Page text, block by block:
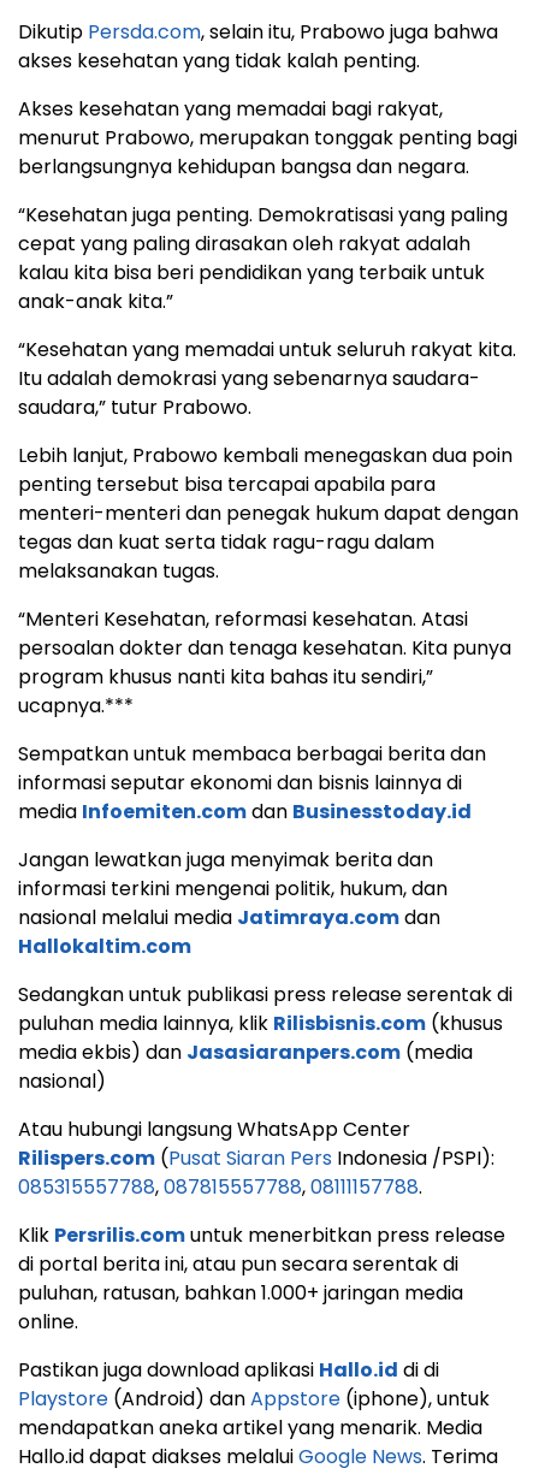
Dikutip Persda.com, selain itu, Prabowo juga bahwa
akses kesehatan yang tidak kalah penting.
Akses kesehatan yang memadai bagi rakyat,
menurut Prabowo, merupakan tonggak penting bagi
berlangsungnya kehidupan bangsa dan negara.
“Kesehatan juga penting. Demokratisasi yang paling
cepat yang paling dirasakan oleh rakyat adalah
kalau kita bisa beri pendidikan yang terbaik untuk
anak-anak kita.”
“Kesehatan yang memadai untuk seluruh rakyat kita.
Itu adalah demokrasi yang sebenarnya saudara-
saudara,” tutur Prabowo.
Lebih lanjut, Prabowo kembali menegaskan dua poin
penting tersebut bisa tercapai apabila para
menteri-menteri dan penegak hukum dapat dengan
tegas dan kuat serta tidak ragu-ragu dalam
melaksanakan tugas.
“Menteri Kesehatan, reformasi kesehatan. Atasi
persoalan dokter dan tenaga kesehatan. Kita punya
program khusus nanti kita bahas itu sendiri,”
ucapnya.***
Sempatkan untuk membaca berbagai berita dan
informasi seputar ekonomi dan bisnis lainnya di
media Infoemiten.comdan Businesstoday.id
Jangan lewatkan juga menyimak berita dan
informasi terkini mengenai politik, hukum, dan
nasional melalui media Jatimraya.comdan
Hallokaltim.com
Sedangkan untuk publikasi press release serentak di
puluhan media lainnya, klik Rilisbisnis.com (khusus
media ekbis) dan Jasasiaranpers.com (media
nasional)
Atau hubungi langsung WhatsApp Center
Rilispers.com (Pusat Siaran Pers Indonesia /PSPI):
085315557788,087815557788,08111157788.
Klik Persrilis.comuntuk menerbitkan press release
di portal berita ini, atau pun secara serentak di
puluhan, ratusan, bahkan 1.000+ jaringan media
online.
Pastikan juga download aplikasi Hallo.id di di
Playstore (Android) danAppstore (iphone), untuk
mendapatkan aneka artikel yang menarik. Media
Hallo.id dapat diakses melaluiGoogle News. Terima